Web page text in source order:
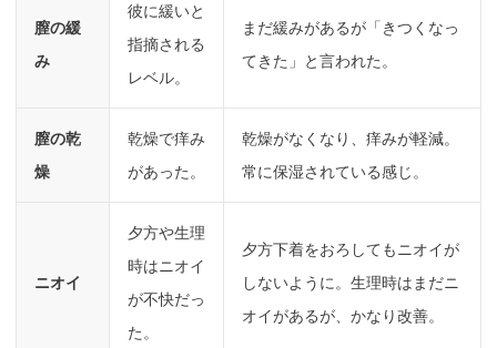
膣の緩
み
彼に緩いと
指摘される
レベル。
まだ緩みがあるが「きつくなっ
てきた」と言われた。
膣の乾
燥
乾燥で痒み
があった。
乾燥がなくなり、痒みが軽減。
常に保湿されている感じ。
ニオイ
夕方や生理
時はニオイ
が不快だっ
た。
夕方下着をおろしてもニオイが
しないように。生理時はまだニ
オイがあるが、かなり改善。